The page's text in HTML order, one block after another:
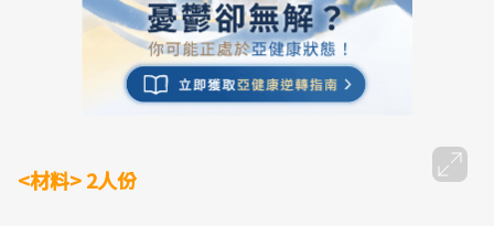
<材料> 2人份